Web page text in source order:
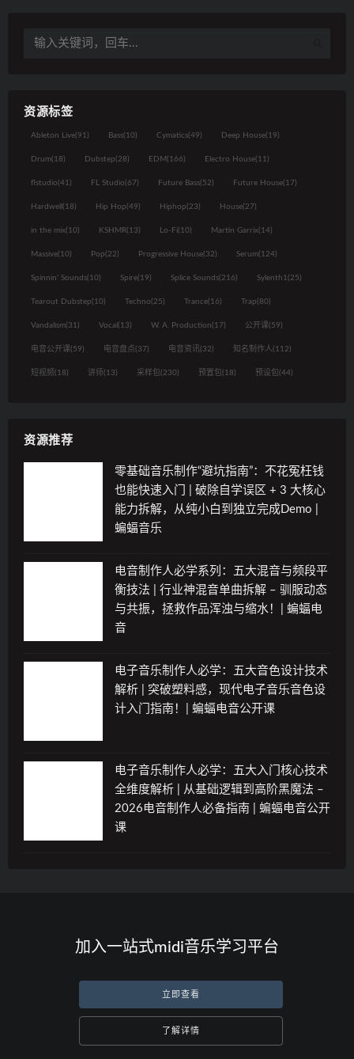
资源标签
Ableton Live(91) Bass(10) Cymatics(49) Deep House(19)
Drum(18) Dubstep(28) EDM(166) Electro House(11)
flstudio(41) FL Studio(67) Future Bass(52) Future House(17)
Hardwell (18) Hip Hop(49) Hiphop(23) House(27)
in the mix(10) KSHMR(13) Lo-Fi(10) Martin Garrix(14)
Massive(10) Pop(22) Progressive House(32) Serum(124)
Spinnin' Sounds(10) Spire(19) Splice Sounds(216) Sylenth1(25)
Tearout Dubstep(10) Techno(25) Trance(16) Trap(80)
Vandalism(31) Vocal (13) W. A. Production(17) 公开课(59)
电音公开课(59) 电音盘点(37) 电音资讯(32) 知名制作人(112)
短视频 (18) 讲师(13) 采样包(230) 预置包(18) 预设包(44)
资源推荐
零基础音乐制作“避坑指南”：不花冤枉钱
也能快速入门 | 破除自学误区 + 3 大核心
能力拆解，从纯小白到独立完成Demo |
蝙蝠音乐
电音制作人必学系列：五大混音与频段平
衡技法 | 行业神混音单曲拆解 – 驯服动态
与共振，拯救作品浑浊与缩水！| 蝙蝠电
音
电子音乐制作人必学：五大音色设计技术
解析 | 突破塑料感，现代电子音乐音色设
计入门指南！| 蝙蝠电音公开课
电子音乐制作人必学：五大入门核心技术
全维度解析 | 从基础逻辑到高阶黑魔法 –
2026电音制作人必备指南 | 蝙蝠电音公开
课
加入一站式midi音乐学习平台
立即查看
了解详情